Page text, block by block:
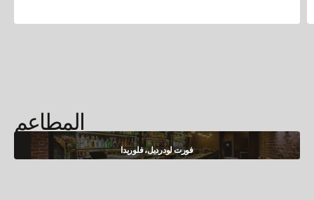
المطاعم
فورت لودرديل، فلوريدا